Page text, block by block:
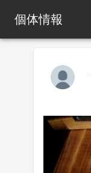
個体情報